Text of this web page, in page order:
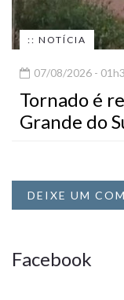
:: NOTÍCIA
07/08/2026 -
Tornado é
Grande do
DEIXE UM
Facebook